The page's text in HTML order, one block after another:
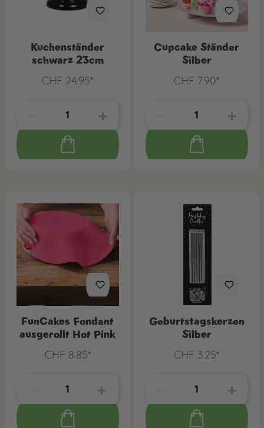
Kuchenständer
schwarz 23cm
CHF 24.95*
Cupcake Ständer
Silber
CHF 7.90*
FunCakes Fondant
ausgerollt Hot Pink
CHF 8.85*
Geburtstagskerzen
Silber
CHF 3.25*